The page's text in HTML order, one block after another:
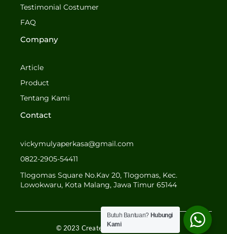
o
o
k
-
g
m
Testimonial Costumer
FAQ
Company
Article
Product
Tentang Kami
Contact
vickymulyaperkasa@gmail.com
0822-2905-54411
Tlogomas Square No.Kav 20, Tlogomas, Kec.
Lowokwaru, Kota Malang, Jawa Timur 65144
© 2023 Created by MULYA PERKASA
Butuh Bantuan? Hubungi
Kami